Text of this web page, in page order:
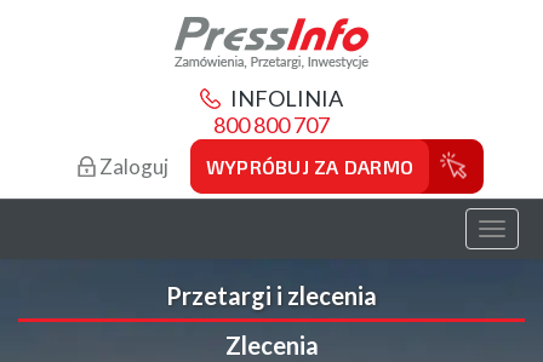
INFOLINIA
800 800 707
Zaloguj WYPRÓBUJ ZA DARMO
Toggle
Przetargi i zlecenia
Zlecenia